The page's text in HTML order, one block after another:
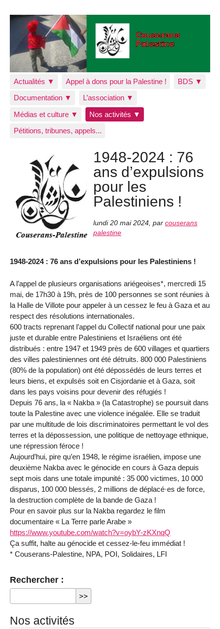
Actualités ▼ Appel à dons pour la Palestine !
BDS ▼
Documentation ▼
L’association ▼
Médias et culture ▼
Nos activités ▼
Pétitions, tribunes, appels...
1948-2024 : 76
ans d’expulsions
pour les
Palestiniens !
lundi 20 mai 2024, par couserans
palestine
1948-2024 : 76 ans d’expulsions pour les Palestiniens !
A l’appel de plusieurs organisations ariégeoises*, mercredi 15
mai, de 17h30 à 19h, près de 100 personnes se sont réunies à
la Halle de Villote pour appeler à un cessez le feu à Gaza et au
respect des résolutions internationales.
600 tracts reprenant l’appel du Collectif national pour une paix
juste et durable entre Palestiniens et Israéliens ont été
distribués : entre 1947 et 1949 près de 600 villages et quartiers
des villes palestiniennes ont été détruits. 800 000 Palestiniens
(80% de la population) ont été dépossédés de leurs terres et
leurs biens, et expulsés soit en Cisjordanie et à Gaza, soit
dans les pays voisins pour devenir des réfugiés !
Depuis 76 ans, la « Nakba » (la Catastrophe) se poursuit dans
toute la Palestine avec une violence inégalée. Elle se traduit
par une multitude de lois discriminatoires permettant le vol des
terres et la dépossession, une politique de nettoyage ethnique,
une répression féroce !
Aujourd’hui, pire qu’en 1948, le régime israélien, impose une
deuxième Nakba avec le génocide en cours à Gaza depuis
sept mois dans une totale impunité : 35 000 victimes, 10 000
disparus, 100 000 blessés, 2 millions de déplacé·es de force,
la destruction complète de la bande de Gaza !
Pour en savoir plus sur la Nakba regardez le film
documentaire « La Terre parle Arabe »
https://www.youtube.com/watch?v=oybY-zKXnqQ
Ça suffit, halte au génocide et cessez-le-feu immédiat !
* Couserans-Palestine, NPA, POI, Solidaires, LFI
Rechercher :
Nos activités